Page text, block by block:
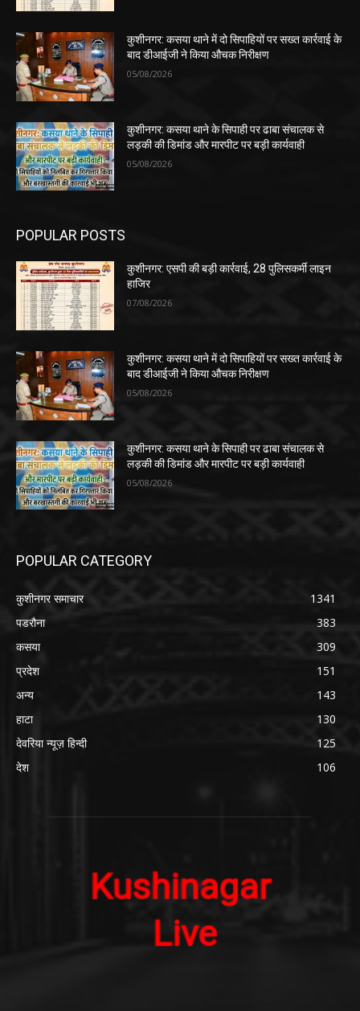
कुशीनगर: कसया थाने में दो सिपाहियों पर सख्त कार्रवाई के
बाद डीआईजी ने किया औचक निरीक्षण
05/08/2026
कुशीनगर: कसया थाने के सिपाही पर ढाबा संचालक से
लड़की की डिमांड और मारपीट पर बड़ी कार्यवाही
05/08/2026
POPULAR POSTS
कुशीनगर: एसपी की बड़ी कार्रवाई, 28 पुलिसकर्मी लाइन
हाजिर
07/08/2026
कुशीनगर: कसया थाने में दो सिपाहियों पर सख्त कार्रवाई के
बाद डीआईजी ने किया औचक निरीक्षण
05/08/2026
कुशीनगर: कसया थाने के सिपाही पर ढाबा संचालक से
लड़की की डिमांड और मारपीट पर बड़ी कार्यवाही
05/08/2026
POPULAR CATEGORY
कुशीनगर समाचार
1341
पडरौना
383
कसया
309
प्रदेश
151
अन्य
143
हाटा
130
देवरिया न्यूज़ हिन्दी
125
देश
106